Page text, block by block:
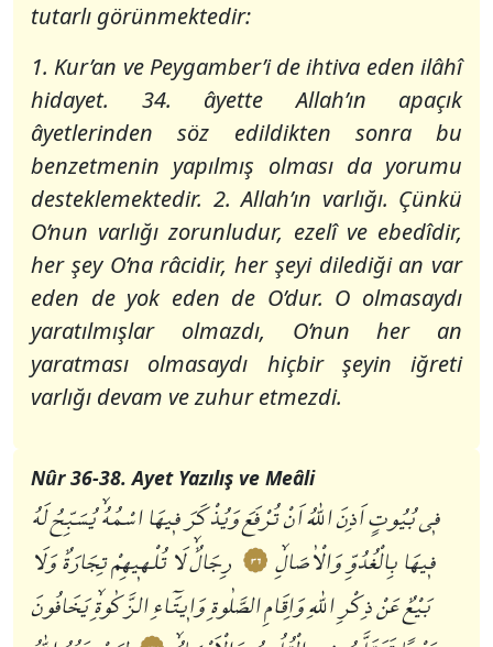
tutarlı görünmektedir:
1. Kur’an ve Peygamber’i de ihtiva eden ilâhî
hidayet. 34. âyette Allah’ın apaçık
âyetlerinden söz edildikten sonra bu
benzetmenin yapılmış olması da yorumu
desteklemektedir. 2. Allah’ın varlığı. Çünkü
O’nun varlığı zorunludur, ezelî ve ebedîdir,
her şey O’na râcidir, her şeyi dilediği an var
eden de yok eden de O’dur. O olmasaydı
yaratılmışlar olmazdı, O’nun her an
yaratması olmasaydı hiçbir şeyin iğreti
varlığı devam ve zuhur etmezdi.
Nûr 36-38. Ayet Yazılış ve Meâli
فٖي بُيُوتٍ اَذِنَ اللّٰهُ اَنْ تُرْفَعَ وَيُذْكَرَ فٖيهَا اسْمُهُۙ يُسَبِّحُ لَهُ
فٖيهَا بِالْغُدُوِّ وَالْاٰصَالِۙ ٣٦
رِجَالٌۙ لَا تُلْهٖيهِمْ تِجَارَةٌ وَلَا
بَيْعٌ عَنْ ذِكْرِ اللّٰهِ وَاِقَامِ الصَّلٰوةِ وَاٖيتَٓاءِ الزَّكٰوةِۙ يَخَافُونَ